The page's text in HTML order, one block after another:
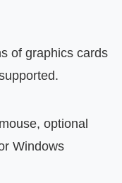
of graphics cards
optional
Windows